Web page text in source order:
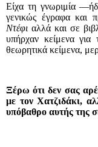
Είχα τη γνωριμία
γενικώς έγραφα και
Ντέφι αλλά και σε
υπήρχαν κείμενα για
θεωρητικά κείμενα,
Ξέρω ότι δεν σας
με τον Χατζιδάκι,
υπόβαθρο αυτής της